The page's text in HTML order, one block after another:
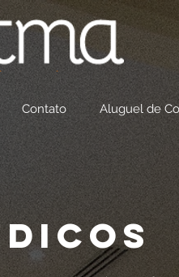
Contato Aluguel de